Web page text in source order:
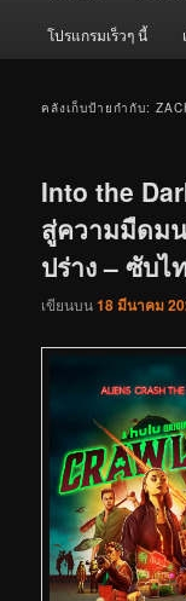
โปรแกรมเร็วๆ นี้
คลังเก็บป้ายกำกับ:
Into the
สู่ความมืดม
ปร่าง – ซับไ
เขียนบน18 มีนาคม